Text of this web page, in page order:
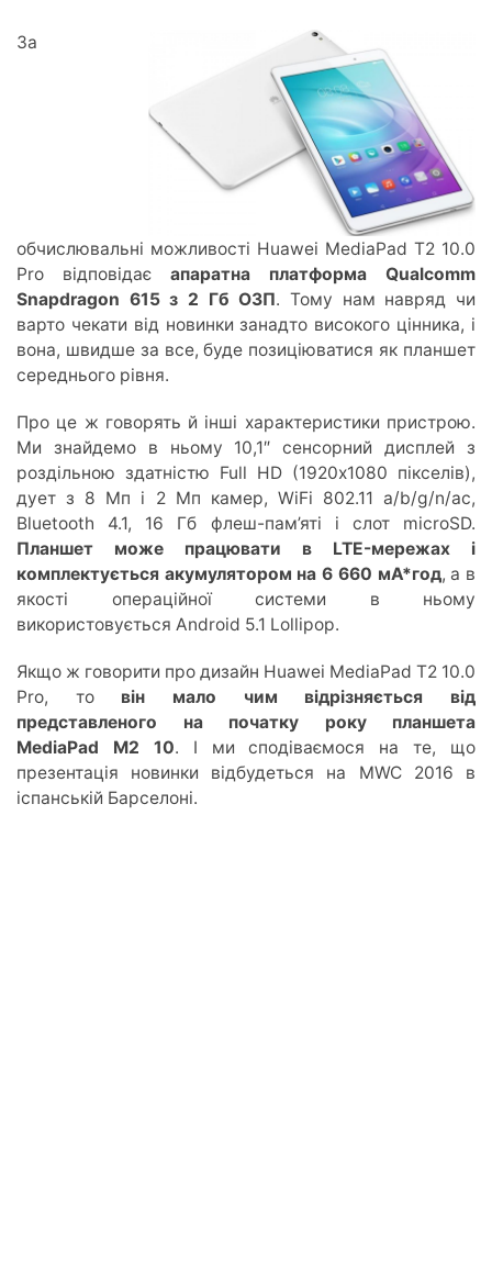
За
обчислювальні можливості Huawei MediaPad T2 10.0
Pro відповідає апаратна платформа Qualcomm
Snapdragon 615 з 2 Гб ОЗП. Тому нам навряд чи
варто чекати від новинки занадто високого цінника, і
вона, швидше за все, буде позиціюватися як планшет
середнього рівня.
Про це ж говорять й інші характеристики пристрою.
Ми знайдемо в ньому 10,1″ сенсорний дисплей з
роздільною здатністю Full HD (1920х1080 пікселів),
дует з 8 Мп і 2 Мп камер, WiFi 802.11 a/b/g/n/ac,
Bluetooth 4.1, 16 Гб флеш-пам’яті і слот microSD.
Планшет може працювати в LTE-мережах і
комплектується акумулятором на 6 660 мА*год, а в
якості операційної системи в ньому
використовується Android 5.1 Lollipop.
Якщо ж говорити про дизайн Huawei MediaPad T2 10.0
Pro, то він мало чим відрізняється від
представленого на початку року планшета
MediaPad M2 10. І ми сподіваємося на те, що
презентація новинки відбудеться на MWC 2016 в
іспанській Барселоні.